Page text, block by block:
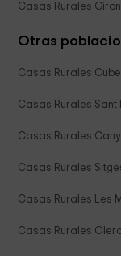
Casas Rurales
Otras
Casas Rurales
Casas Rurales Sant
Casas Rurales
Casas Rurales
Casas Rurales Les
Casas Rurales